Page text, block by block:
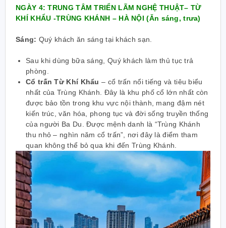
NGÀY 4: TRUNG TÂM TRIỂN LÃM NGHỆ THUẬT– TỪ
KHÍ KHẨU -TRÙNG KHÁNH – HÀ NỘI (Ăn sáng, trưa)
Sáng: Quý khách ăn sáng tại khách sạn.
Sau khi dùng bữa sáng, Quý khách làm thủ tục trả
phòng.
Cổ trấn Từ Khí Khẩu – cổ trấn nổi tiếng và tiêu biểu
nhất của Trùng Khánh. Đây là khu phố cổ lớn nhất còn
được bảo tồn trong khu vực nội thành, mang đậm nét
kiến trúc, văn hóa, phong tục và đời sống truyền thống
của người Ba Du. Được mệnh danh là “Trùng Khánh
thu nhỏ – nghìn năm cổ trấn”, nơi đây là điểm tham
quan không thể bỏ qua khi đến Trùng Khánh.